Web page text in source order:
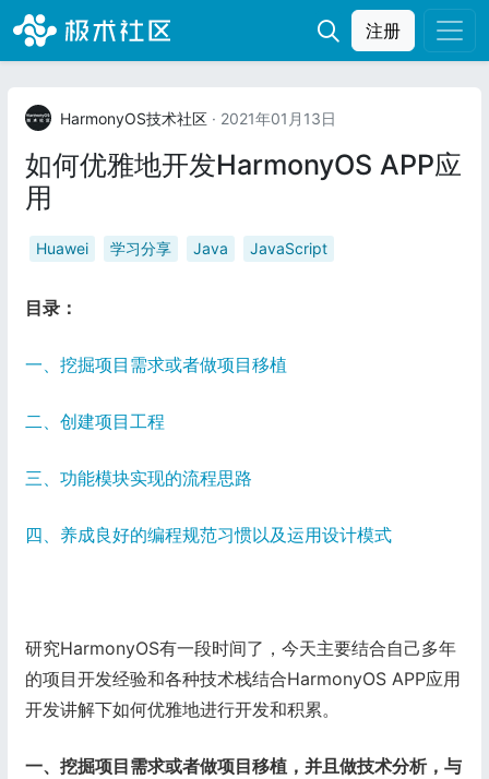
注册
HarmonyOS技术社区 · 2021年01月13日
如何优雅地开发HarmonyOS APP应
用
Huawei 学习分享 Java JavaScript
目录：
一、挖掘项目需求或者做项目移植
二、创建项目工程
三、功能模块实现的流程思路
四、养成良好的编程规范习惯以及运用设计模式
研究HarmonyOS有一段时间了，今天主要结合自己多年
的项目开发经验和各种技术栈结合HarmonyOS APP应用
开发讲解下如何优雅地进行开发和积累。
一、挖掘项目需求或者做项目移植，并且做技术分析，与